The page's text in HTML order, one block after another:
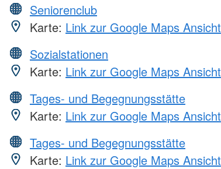
Seniorenclub
Karte: Link zur Google Maps Ansicht
Sozialstationen
Karte: Link zur Google Maps Ansicht
Tages- und Begegnungsstätte
Karte: Link zur Google Maps Ansicht
Tages- und Begegnungsstätte
Karte: Link zur Google Maps Ansicht